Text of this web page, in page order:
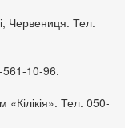
Червениця. Тел.
561-10-96.
Тел. 050-